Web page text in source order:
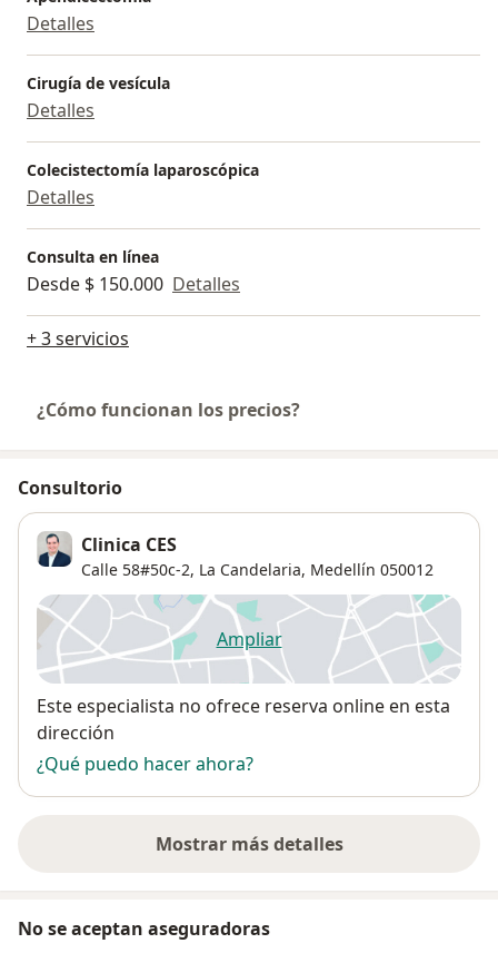
Detalles
Cirugía de vesícula
Detalles
Colecistectomía laparoscópica
Detalles
Consulta en línea
Desde $ 150.000 Detalles
+ 3 servicios
¿Cómo funcionan los precios?
Consultorio
Clinica CES
Calle 58#50c-2, La Candelaria, Medellín 050012
Ampliarse abre en una nueva
Disponibilidad
Este especialista no ofrece reserva online en esta
dirección
¿Qué puedo hacer ahora?
Mostrar más detalles
sobre la dirección
No se aceptan aseguradoras